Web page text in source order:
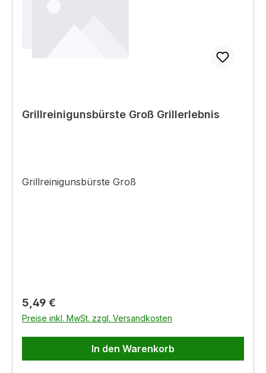
Grillreinigunsbürste Groß Grillerlebnis
Grillreinigunsbürste Groß
Regulärer Preis:
5,49 €
Preise inkl. MwSt. zzgl. Versandkosten
In den Warenkorb